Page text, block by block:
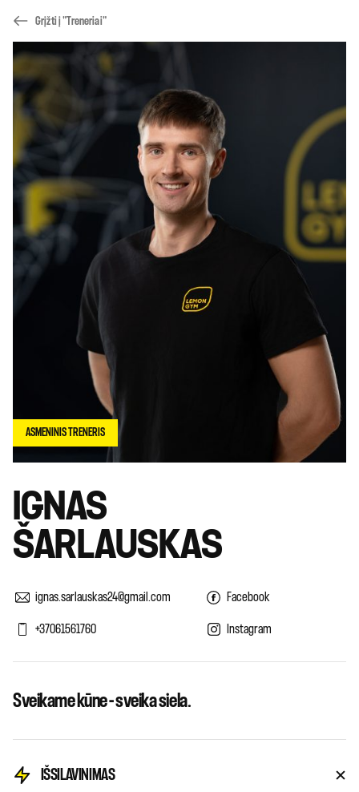
Grįžti į "Treneriai"
IGNAS
ŠARLAUSKAS
ignas.sarlauskas24@gmail.com
+37061561760
Facebook
Instagram
Sveikame kūne - sveika siela.
IŠSILAVINIMAS
ASMENINIS TRENERIS